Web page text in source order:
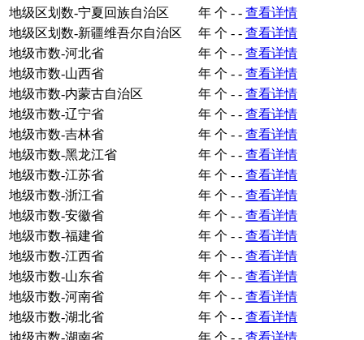
地级区划数-宁夏回族自治区
年 个 - - 查看详情
地级区划数-新疆维吾尔自治区
年 个 - - 查看详情
地级市数-河北省
年 个 - - 查看详情
地级市数-山西省
年 个 - - 查看详情
地级市数-内蒙古自治区
年 个 - - 查看详情
地级市数-辽宁省
年 个 - - 查看详情
地级市数-吉林省
年 个 - - 查看详情
地级市数-黑龙江省
年 个 - - 查看详情
地级市数-江苏省
年 个 - - 查看详情
地级市数-浙江省
年 个 - - 查看详情
地级市数-安徽省
年 个 - - 查看详情
地级市数-福建省
年 个 - - 查看详情
地级市数-江西省
年 个 - - 查看详情
地级市数-山东省
年 个 - - 查看详情
地级市数-河南省
年 个 - - 查看详情
地级市数-湖北省
年 个 - - 查看详情
地级市数-湖南省
年 个 - - 查看详情